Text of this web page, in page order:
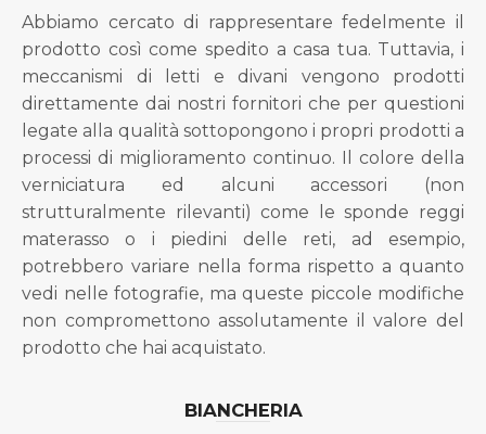
Abbiamo cercato di rappresentare fedelmente il
prodotto così come spedito a casa tua. Tuttavia, i
meccanismi di letti e divani vengono prodotti
direttamente dai nostri fornitori che per questioni
legate alla qualità sottopongono i propri prodotti a
processi di miglioramento continuo. Il colore della
verniciatura ed alcuni accessori (non
strutturalmente rilevanti) come le sponde reggi
materasso o i piedini delle reti, ad esempio,
potrebbero variare nella forma rispetto a quanto
vedi nelle fotografie, ma queste piccole modifiche
non compromettono assolutamente il valore del
prodotto che hai acquistato.
BIANCHERIA